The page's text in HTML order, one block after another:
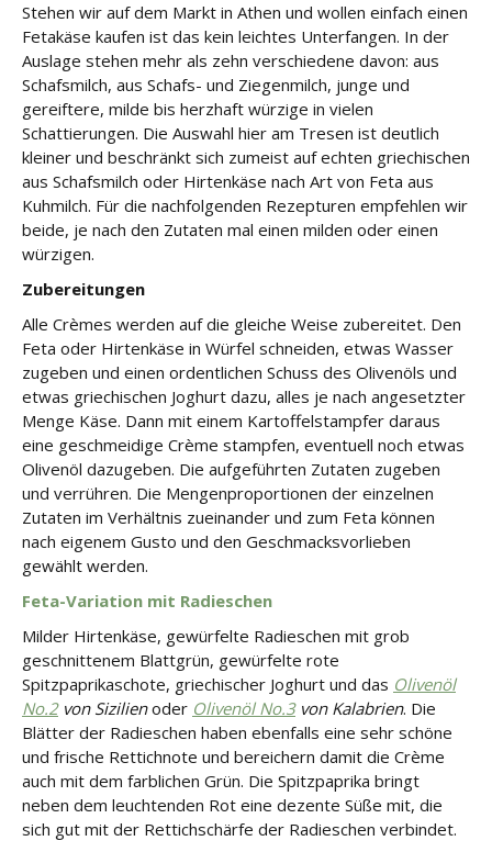
Stehen wir auf dem Markt in Athen und wollen einfach einen
Fetakäse kaufen ist das kein leichtes Unterfangen. In der
Auslage stehen mehr als zehn verschiedene davon: aus
Schafsmilch, aus Schafs- und Ziegenmilch, junge und
gereiftere, milde bis herzhaft würzige in vielen
Schattierungen. Die Auswahl hier am Tresen ist deutlich
kleiner und beschränkt sich zumeist auf echten griechischen
aus Schafsmilch oder Hirtenkäse nach Art von Feta aus
Kuhmilch. Für die nachfolgenden Rezepturen empfehlen wir
beide, je nach den Zutaten mal einen milden oder einen
würzigen.
Zubereitungen
Alle Crèmes werden auf die gleiche Weise zubereitet. Den
Feta oder Hirtenkäse in Würfel schneiden, etwas Wasser
zugeben und einen ordentlichen Schuss des Olivenöls und
etwas griechischen Joghurt dazu, alles je nach angesetzter
Menge Käse. Dann mit einem Kartoffelstampfer daraus
eine geschmeidige Crème stampfen, eventuell noch etwas
Olivenöl dazugeben. Die aufgeführten Zutaten zugeben
und verrühren. Die Mengenproportionen der einzelnen
Zutaten im Verhältnis zueinander und zum Feta können
nach eigenem Gusto und den Geschmacksvorlieben
gewählt werden.
Feta-Variation mit Radieschen
Milder Hirtenkäse, gewürfelte Radieschen mit grob
geschnittenem Blattgrün, gewürfelte rote
Spitzpaprikaschote, griechischer Joghurt und das Olivenöl
No.2von Sizilienoder Olivenöl No.3von Kalabrien. Die
Blätter der Radieschen haben ebenfalls eine sehr schöne
und frische Rettichnote und bereichern damit die Crème
auch mit dem farblichen Grün. Die Spitzpaprika bringt
neben dem leuchtenden Rot eine dezente Süße mit, die
sich gut mit der Rettichschärfe der Radieschen verbindet.